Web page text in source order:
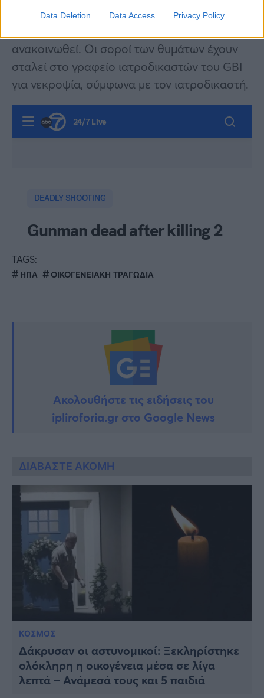
Data Deletion Data Access Privacy Policy
Τα ονόματα της μητέρας και της γιαγιάς του
ανακοινωθεί. Οι σοροί των θυμάτων έχουν
σταλεί στο γραφείο ιατροδικαστών του GBI
για νεκροψία, σύμφωνα με τον ιατροδικαστή.
TAGS:
ΗΠΑ ΟΙΚΟΓΕΝΕΙΑΚΗ ΤΡΑΓΩΔΙΑ
Ακολουθήστε τις ειδήσεις του
ipliroforia.gr στο Google News
ΔΙΑΒΑΣΤΕ ΑΚΟΜΗ
ΚΟΣΜΟΣ
Δάκρυσαν οι αστυνομικοί: Ξεκληρίστηκε
ολόκληρη η οικογένεια μέσα σε λίγα
λεπτά – Ανάμεσά τους και 5 παιδιά